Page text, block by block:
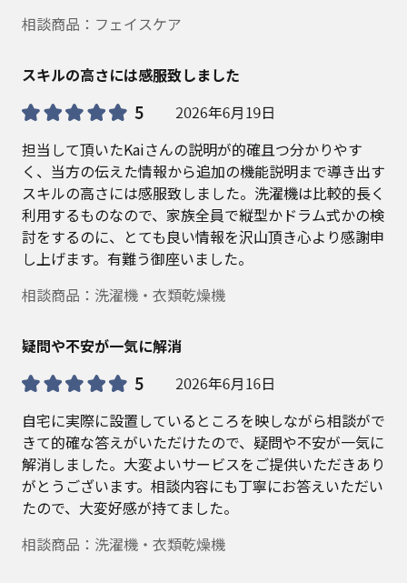
相談商品：フェイスケア
スキルの高さには感服致しました
担当して頂いたKaiさんの説明が的確且つ分かりやす
く、当方の伝えた情報から追加の機能説明まで導き出す
スキルの高さには感服致しました。洗濯機は比較的長く
利用するものなので、家族全員で縦型かドラム式かの検
討をするのに、とても良い情報を沢山頂き心より感謝申
し上げます。有難う御座いました。
相談商品：洗濯機・衣類乾燥機
疑問や不安が一気に解消
自宅に実際に設置しているところを映しながら相談がで
きて的確な答えがいただけたので、疑問や不安が一気に
解消しました。大変よいサービスをご提供いただきあり
がとうございます。相談内容にも丁寧にお答えいただい
たので、大変好感が持てました。
相談商品：洗濯機・衣類乾燥機